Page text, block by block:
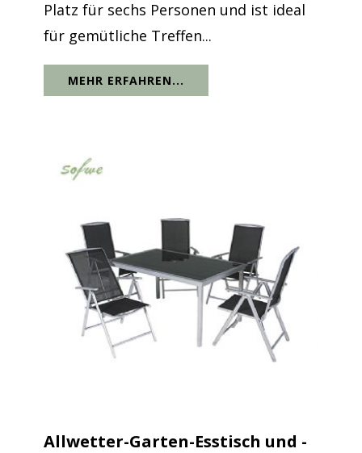
Platz für sechs Personen und ist ideal
für gemütliche Treffen...
MEHR ERFAHREN...
Allwetter-Garten-Esstisch und -